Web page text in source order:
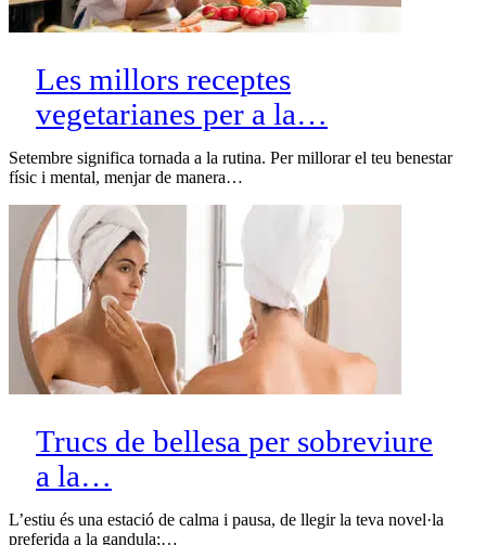
Les millors receptes
vegetarianes per a la…
Setembre significa tornada a la rutina. Per millorar el teu benestar
físic i mental, menjar de manera…
Trucs de bellesa per sobreviure
a la…
L’estiu és una estació de calma i pausa, de llegir la teva novel·la
preferida a la gandula;…